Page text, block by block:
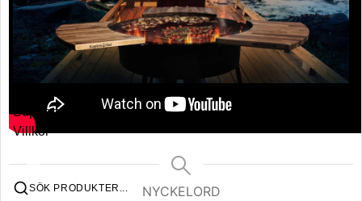
Support
Villkor
SÖK PRODUKTER...
NYCKELORD